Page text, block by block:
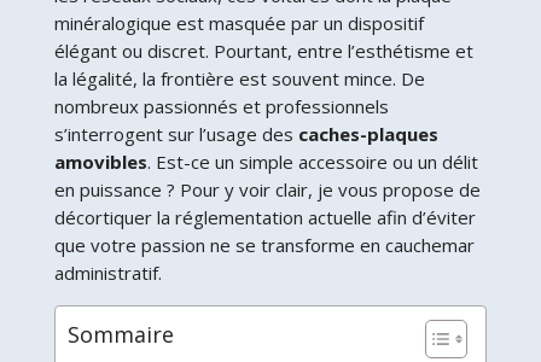
minéralogique est masquée par un dispositif
élégant ou discret. Pourtant, entre l’esthétisme et
la légalité, la frontière est souvent mince. De
nombreux passionnés et professionnels
s’interrogent sur l’usage des caches-plaques
amovibles. Est-ce un simple accessoire ou un délit
en puissance ? Pour y voir clair, je vous propose de
décortiquer la réglementation actuelle afin d’éviter
que votre passion ne se transforme en cauchemar
administratif.
Sommaire